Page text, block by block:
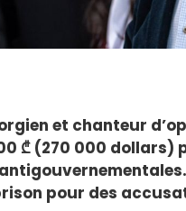
et chanteur
₾ (270 000 dollars)
pour des